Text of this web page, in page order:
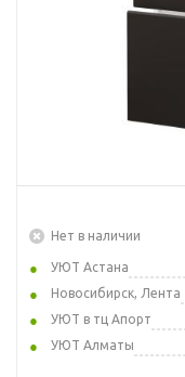
Нет в наличии
УЮТ Астана
Новосибирск, Лента
УЮТ в тц Апорт
УЮТ Алматы